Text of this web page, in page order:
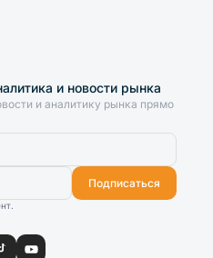
и новости рынка
и аналитику рынка прямо
Подписаться